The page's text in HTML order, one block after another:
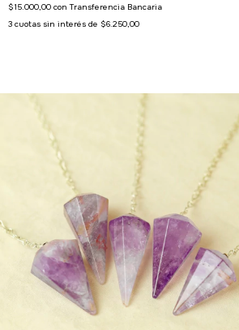
$15.000,00 con Transferencia Bancaria
3 cuotas sin interés de $6.250,00